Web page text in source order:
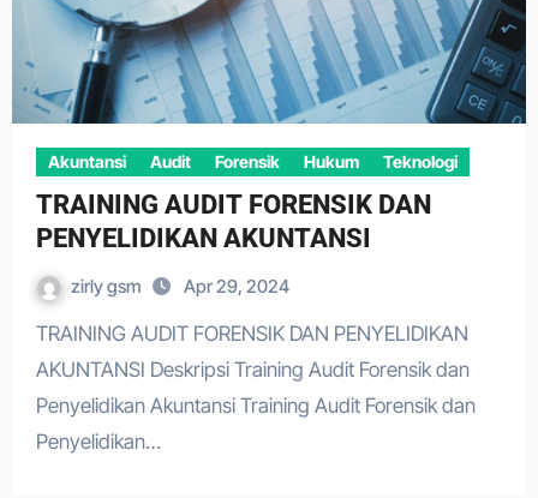
Akuntansi Audit Forensik Hukum Teknologi
TRAINING AUDIT FORENSIK DAN
PENYELIDIKAN AKUNTANSI
zirly gsm Apr 29, 2024
TRAINING AUDIT FORENSIK DAN PENYELIDIKAN
AKUNTANSI Deskripsi Training Audit Forensik dan
Penyelidikan Akuntansi Training Audit Forensik dan
Penyelidikan…